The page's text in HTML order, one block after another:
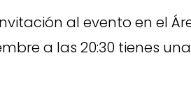
al evento en el
a las 20:30 tienes